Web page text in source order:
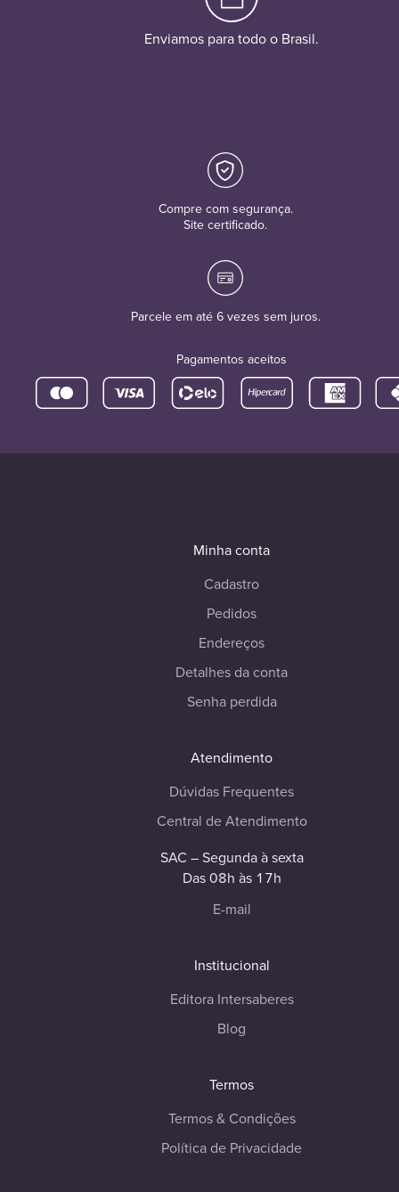
Enviamos para todo o Brasil.
Compre com segurança.
Site certificado.
Parcele em até 6 vezes sem juros.
Pagamentos aceitos
Minha conta
Cadastro
Pedidos
Endereços
Detalhes da conta
Senha perdida
Atendimento
Dúvidas Frequentes
Central de Atendimento
SAC – Segunda à sexta
Das 08h às 17h
E-mail
Institucional
Editora Intersaberes
Blog
Termos
Termos & Condições
Política de Privacidade